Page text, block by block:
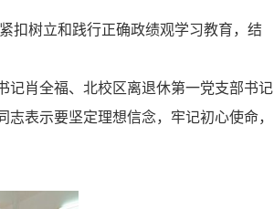
扣树立和践行正确政绩观学习教育，结
记肖全福、北校区离退休第一党支部书记
志表示要坚定理想信念，牢记初心使命，